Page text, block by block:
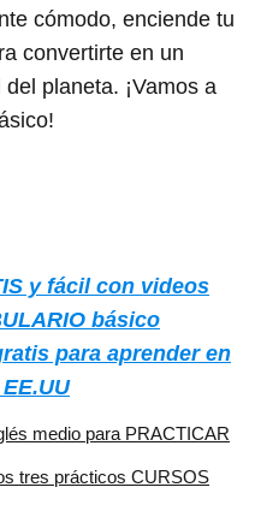
cómodo, enciende tu
convertirte en un
planeta. ¡Vamos a
y fácil con videos
básico
para aprender en
medio para PRACTICAR
tres prácticos CURSOS